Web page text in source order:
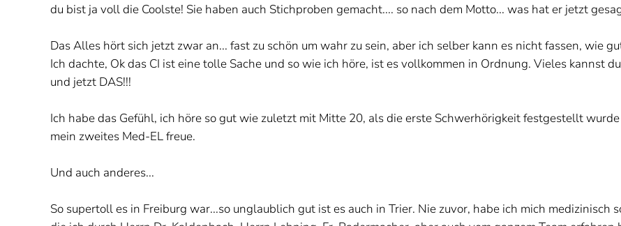
du bist ja voll die Coolste! Sie haben auch Stichproben gemacht.... so nach dem Motto... was hat er jetzt
Das Alles hört sich jetzt zwar an... fast zu schön um wahr zu sein, aber ich selber kann es nicht fassen, wie
Ich dachte, Ok das CI ist eine tolle Sache und so wie ich höre, ist es vollkommen in Ordnung. Vieles kannst
und jetzt DAS!!!
Ich habe das Gefühl, ich höre so gut wie zuletzt mit Mitte 20, als die erste Schwerhörigkeit festgestellt
mein zweites Med-EL freue.
Und auch anderes...
So supertoll es in Freiburg war...so unglaublich gut ist es auch in Trier. Nie zuvor, habe ich mich medizinisch